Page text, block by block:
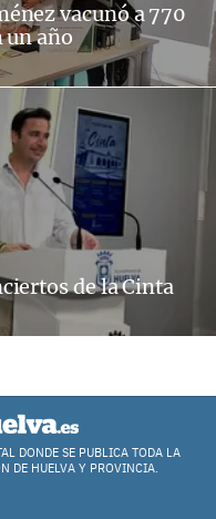
vacunó a 770
un año
de la Cinta
DONDE SE PUBLICA TODA LA
DE HUELVA Y PROVINCIA.